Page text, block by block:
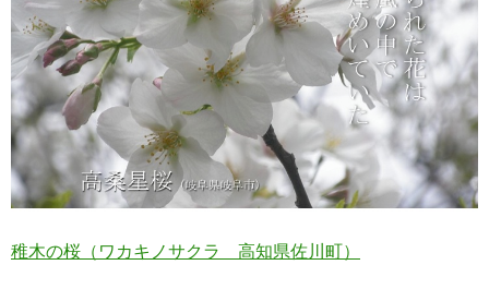
稚木の桜（ワカキノサクラ 高知県佐川町）